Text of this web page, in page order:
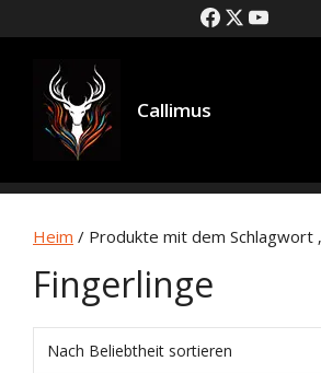
Callimus
Heim / Produkte mit dem Schlagwort
Fingerlinge